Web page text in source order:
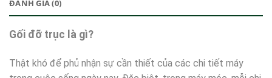
ĐÁNH GIÁ (0)
Gối đỡ trục là gì?
Thật khó để phủ nhận sự cần thiết của các chi tiết máy